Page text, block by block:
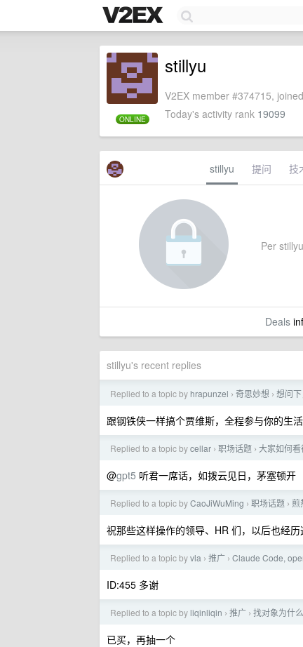
ONLINE
stillyu
V2EX member #374715,
Today's activity rank 19099
stillyu 提问 技
Per
Deals
stillyu's recent replies
Replied to a topic by hrapunzel › 奇思妙想 › 想问
跟钢铁侠一样搞个贾维斯，全程参与你的生
Replied to a topic bycellar › 职场话题 › 大家如何看
@gpt5 听君一席话，如拨云见日，茅塞顿开
Replied to a topic byCaoJiWuMing › 职场话题 › 煎
祝那些这样操作的领导、HR 们，以后也经历
Replied to a topic byvla › 推广 › Claude Code,
ID:455 多谢
Replied to a topic by liqinliqin › 推广 › 找对象为什
已买，再抽一个